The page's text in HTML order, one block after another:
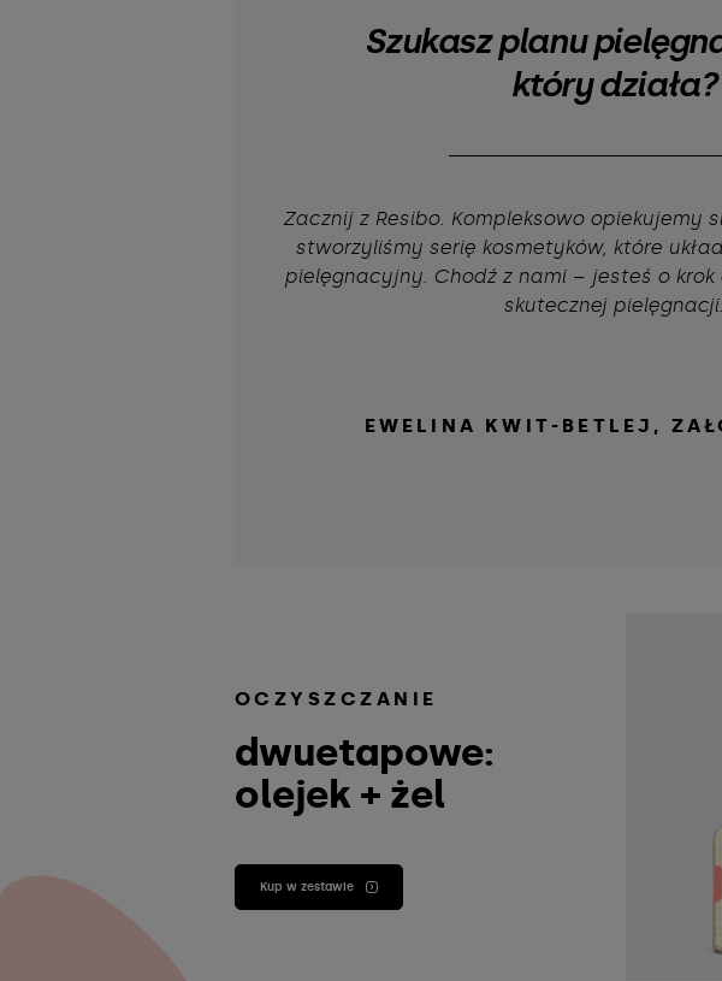
Szukasz planu
który działa?
Zacznij z Resibo. Kompleksowo opiekujemy
stworzyliśmy serię kosmetyków, które
pielęgnacyjny. Chodź z nami – jesteś o
skutecznej pielęgnacji.
EWELINA KWIT-BETLEJ,
OCZYSZCZANIE
dwuetapowe:
olejek + żel
Kup w zestawie